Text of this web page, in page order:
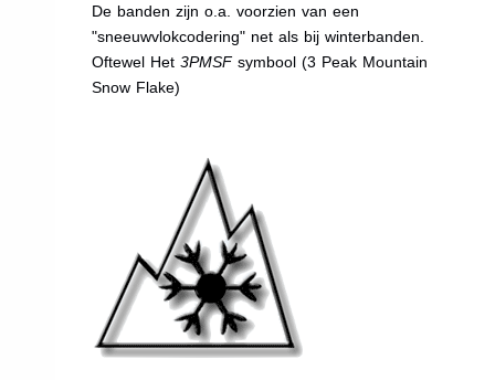
De banden zijn o.a. voorzien van een
"sneeuwvlokcodering" net als bij winterbanden.
Oftewel Het3PMSFsymbool (3 Peak Mountain
Snow Flake)